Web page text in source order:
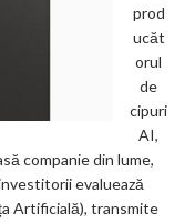
prod
ucăt
orul
de
cipuri
AI,
companie din lume,
evaluează
Artificială), transmite